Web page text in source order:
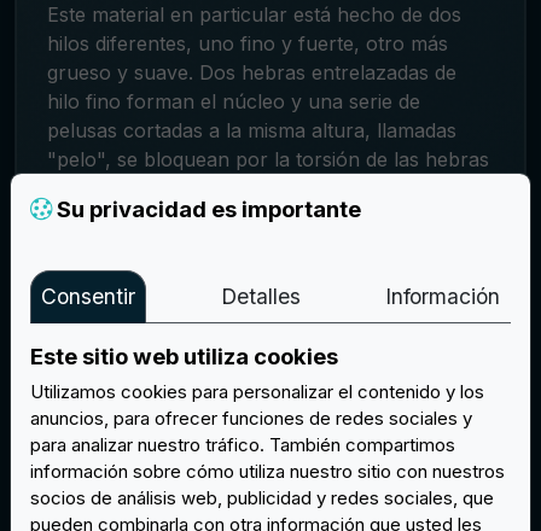
Este material en particular está hecho de dos
hilos diferentes, uno fino y fuerte, otro más
grueso y suave. Dos hebras entrelazadas de
hilo fino forman el núcleo y una serie de
pelusas cortadas a la misma altura, llamadas
"pelo", se bloquean por la torsión de las hebras
por ambos lados de las hebras, el
apariencia y efecto se asemeja al terciopelo,
dotando así al material de un brillo que capta la
¿Quién utiliza los parches de
Chenilla?
Los parches de chenilla son perfectos para los
que quieren crear un look clásico y atemporal
de la época apogeo de los equipos deportivos
Su privacidad es importante
Consentir Detalles Información
Este sitio web utiliza cookies
Utilizamos cookies para personalizar el contenido y los
anuncios, para ofrecer funciones de redes sociales y
para analizar nuestro tráfico. También compartimos
información sobre cómo utiliza nuestro sitio con nuestros
socios de análisis web, publicidad y redes sociales, que
pueden combinarla con otra información que usted les